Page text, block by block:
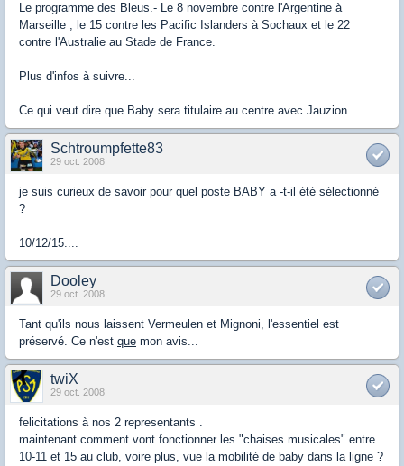
Le programme des Bleus.- Le 8 novembre contre l'Argentine à
Marseille ; le 15 contre les Pacific Islanders à Sochaux et le 22
contre l'Australie au Stade de France.
Plus d'infos à suivre...
Ce qui veut dire que Baby sera titulaire au centre avec Jauzion.
Schtroumpfette83
29 oct. 2008
je suis curieux de savoir pour quel poste BABY a -t-il été sélectionné
?
10/12/15....
Dooley
29 oct. 2008
Tant qu'ils nous laissent Vermeulen et Mignoni, l'essentiel est
préservé. Ce n'est que mon avis...
twiX
29 oct. 2008
felicitations à nos 2 representants .
maintenant comment vont fonctionner les "chaises musicales" entre
10-11 et 15 au club, voire plus, vue la mobilité de baby dans la ligne ?